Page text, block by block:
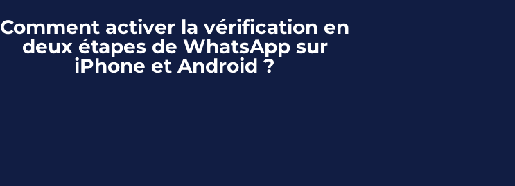
Comment activer la vérification en
deux étapes de WhatsApp sur
iPhone et Android ?